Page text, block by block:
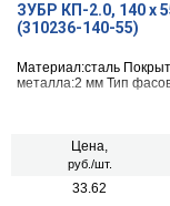
ЗУБР КП-2.0, 140 x
(310236-140-55)
Материал:сталь
металла:2 мм Тип
Цена,
руб./шт.
33.62